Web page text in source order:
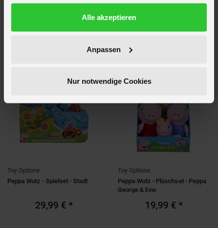
gesammelt haben.
DatenschutzerklärungAlle akzeptieren
Anpassen
Nur notwendige Cookies
Verfügbarkeit in deiner Filiale
Toy Options
Peppa Wutz - Spielset - Stadt
29,99 € *
Toy Options
Peppa Wutz - Plüschset - Peppa
George & Evie
19,99 € *